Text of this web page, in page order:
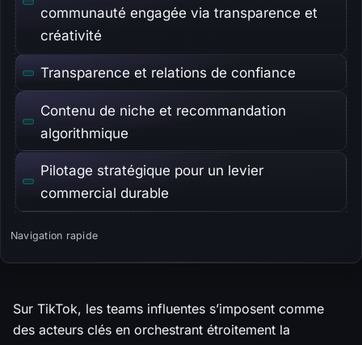
communauté engagée via transparence et
créativité
Transparence et relations de confiance
Contenu de niche et recommandation
algorithmique
Pilotage stratégique pour un levier
commercial durable
Navigation rapide
Sur TikTok, les teams influentes s’imposent comme
des acteurs clés en orchestrant étroitement la